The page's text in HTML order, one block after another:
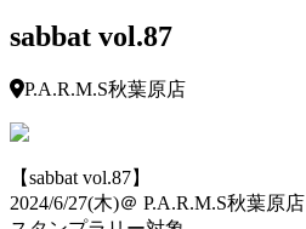
sabbat vol.87
P.A.R.M.S秋葉原店
【sabbat vol.87】
2024/6/27(木)＠ P.A.R.M.S秋葉原店